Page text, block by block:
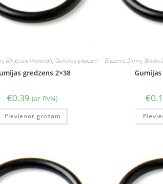
,Blīvējošie materiāli, Gumijas gredzeni
gredzens 2×38
€0.39 (ar PVN)
Pievienot grozam
Biezums 2 mm,
€